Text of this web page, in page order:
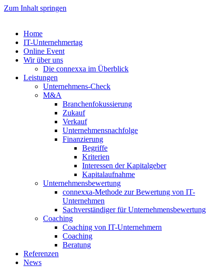
Zum Inhalt springen
Home
IT-Unternehmertag
Online Event
Wir über uns
Die connexxa im Überblick
Leistungen
Unternehmens-Check
M&A
Branchenfokussierung
Zukauf
Verkauf
Unternehmensnachfolge
Finanzierung
Begriffe
Kriterien
Interessen der Kapitalgeber
Kapitalaufnahme
Unternehmensbewertung
connexxa-Methode zur Bewertung von IT-
Unternehmen
Sachverständiger für Unternehmensbewertung
Coaching
Coaching von IT-Unternehmern
Coaching
Beratung
Referenzen
News